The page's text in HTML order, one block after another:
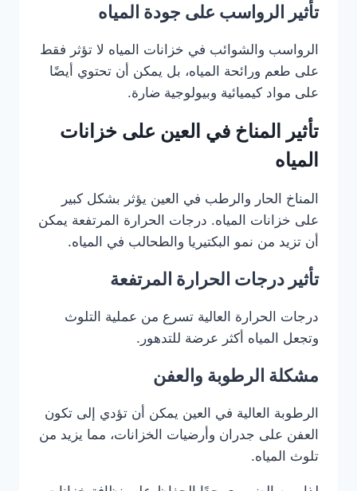
تأثير الرواسب على جودة المياه
الرواسب والشوائب في خزانات المياه لا تؤثر فقط
على طعم ورائحة المياه، بل يمكن أن تحتوي أيضًا
على مواد كيميائية وبيولوجية ضارة.
تأثير المناخ في العين على خزانات
المياه
المناخ الحار والرطب في العين يؤثر بشكل كبير
على خزانات المياه. درجات الحرارة المرتفعة يمكن
أن تزيد من نمو البكتيريا والطحالب في المياه.
تأثير درجات الحرارة المرتفعة
درجات الحرارة العالية تسرع من عملية التلوث
وتجعل المياه أكثر عرضة للتدهور.
مشكلة الرطوبة والعفن
الرطوبة العالية في العين يمكن أن تؤدي إلى تكون
العفن على جدران وأرضيات الخزانات، مما يزيد من
تلوث المياه.